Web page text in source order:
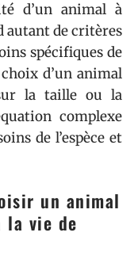
d’un animal à
autant de critères
spécifiques de
choix d’un animal
la taille ou la
complexe
de l’espèce et
un animal
la vie de